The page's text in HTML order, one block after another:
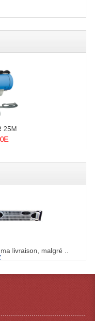
Deco
25M
livraison, malgré ..